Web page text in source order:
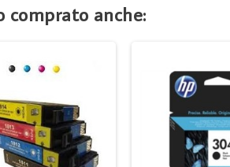
anche: